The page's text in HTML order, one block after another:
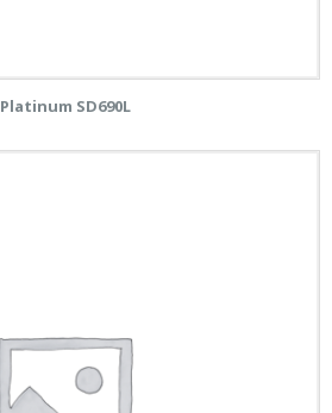
Platinum SD690L